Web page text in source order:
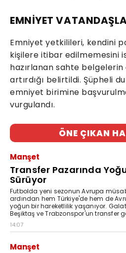
EMNİYET
Emniyet yetkilileri, kendini
kişilere itibar edilmemesini
hazırlanan sahte belgelerin
artırdığı belirtildi. Şüpheli
emniyet birimine
vurgulandı.
ÖNE ÇIKAN
Manşet
Transfer Pazarında
Sürüyor
Futbolda yeni sezonun Avrupa
ardından hem Türkiye'de hem de
yoğun bir hareketlilik yaşanıyor.
Beşiktaş ve Trabzonspor'un transfer
14:07
Manşet